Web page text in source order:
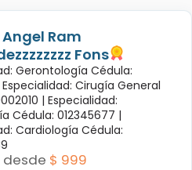
Ram
Fons
Gerontología Cédula:
Especialidad: Cirugía General
| Especialidad:
Cédula: 012345677 |
Cardiología Cédula:
desde $ 999